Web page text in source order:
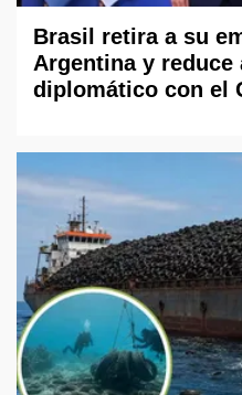
Brasil retira a su
Argentina y
diplomático con el